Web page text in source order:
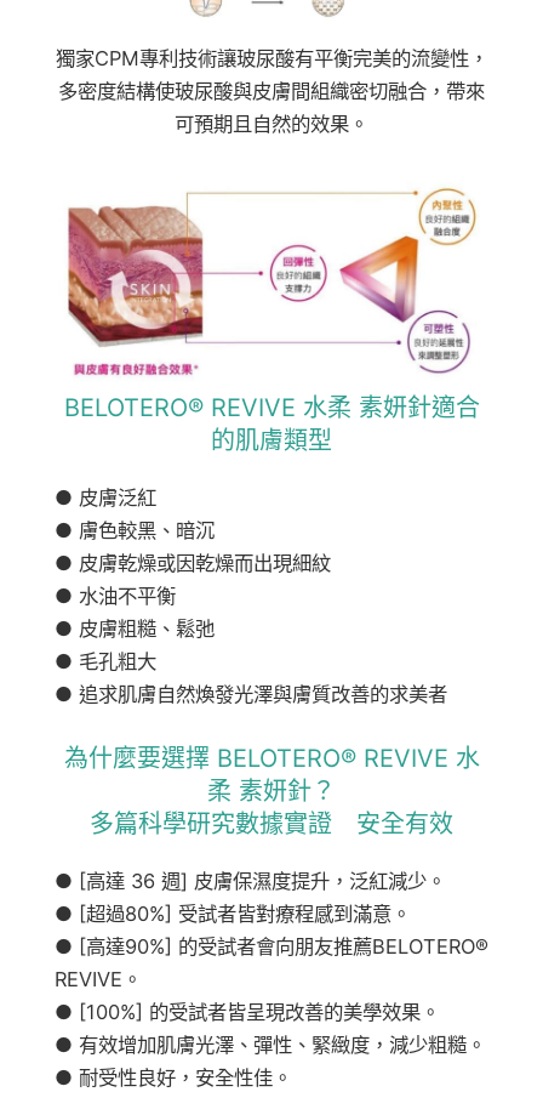
獨家CPM專利技術讓玻尿酸有平衡完美的流變性，
多密度結構使玻尿酸與皮膚間組織密切融合，帶來
可預期且自然的效果。
BELOTERO® REVIVE 水柔 素妍針適合
的肌膚類型
● 皮膚泛紅
● 膚色較黑、暗沉
● 皮膚乾燥或因乾燥而出現細紋
● 水油不平衡
● 皮膚粗糙、鬆弛
● 毛孔粗大
● 追求肌膚自然煥發光澤與膚質改善的求美者
為什麼要選擇 BELOTERO® REVIVE 水
柔 素妍針？
多篇科學研究數據實證 安全有效
● [高達 36 週] 皮膚保濕度提升，泛紅減少。
● [超過80%] 受試者皆對療程感到滿意。
● [高達90%] 的受試者會向朋友推薦BELOTERO®
REVIVE。
● [100%] 的受試者皆呈現改善的美學效果。
● 有效增加肌膚光澤、彈性、緊緻度，減少粗糙。
● 耐受性良好，安全性佳。